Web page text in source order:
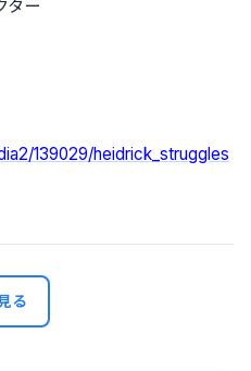
ター
139029/heidrick_struggles
る